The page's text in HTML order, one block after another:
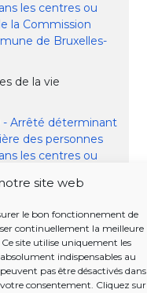
site web
le bon fonctionnement de
continuellement la meilleure
site utilise uniquement les
indispensables au
pas être désactivés dans
consentement. Cliquez sur
les centres ou
la Commission
de Bruxelles-
de la vie
- Arrêté déterminant
des personnes
les centres ou
de Bruxelles-